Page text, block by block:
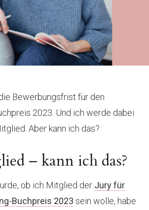
Bewerbungsfrist für den
2023. Und ich werde dabei
Aber kann ich das?
– kann ich das?
ob ich Mitglied der Jury für
Buchpreis 2023 sein wolle, habe